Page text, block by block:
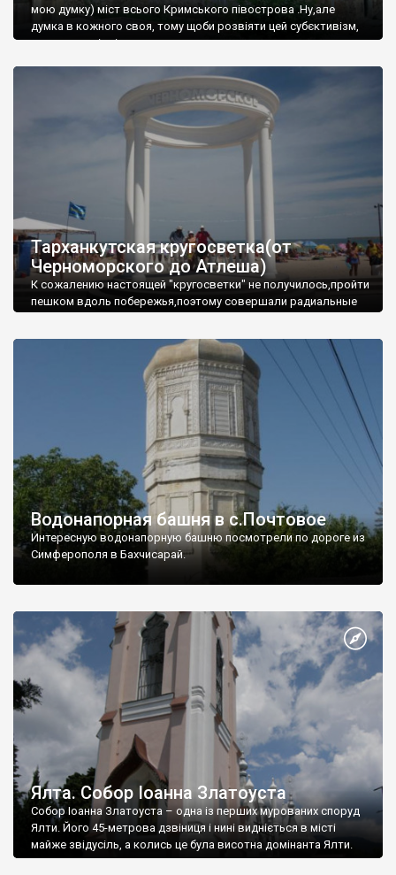
мою думку) міст всього Кримського півострова .Ну,але
думка в кожного своя, тому щоби розвіяти цей субєктивізм,
запрошую відвідати це
Тарханкутская кругосветка(от
Черноморского до Атлеша)
К сожалению настоящей "кругосветки" не получилось,пройти
пешком вдоль побережья,поэтому совершали радиальные
Водонапорная башня в с.Почтовое
Интересную водонапорную башню посмотрели по дороге из
Симферополя в Бахчисарай.
Ялта. Собор Іоанна Златоуста
Собор Іоанна Златоуста – одна із перших мурованих споруд
Ялти. Його 45-метрова дзвіниця і нині видніється в місті
майже звідусіль, а колись це була висотна домінанта Ялти.